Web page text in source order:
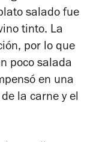
salado fue
tinto. La
por lo que
poco salada
en una
la carne y el